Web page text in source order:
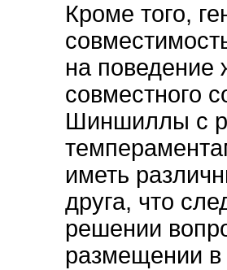
Кроме того,
на поведение
совместного
Шиншиллы с
иметь
друга, что
решении
размещении